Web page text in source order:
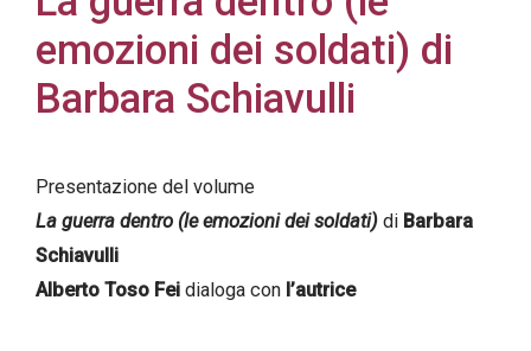
emozioni dei soldati) di
Barbara Schiavulli
Presentazione del volume
La guerra dentro (le emozioni dei soldati) di Barbara
Schiavulli
Alberto Toso Fei dialoga con l’autrice
all'uso dei
miei dati
personali in
accordo
decreto
legislativo
196/03